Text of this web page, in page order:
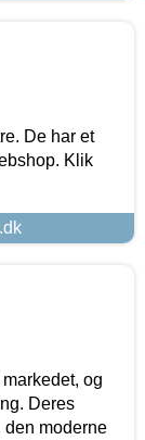
De har et
Klik
og
Deres
den moderne